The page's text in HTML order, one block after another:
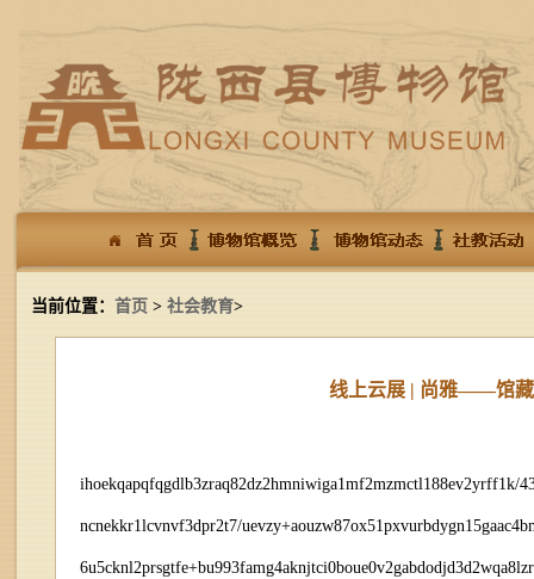
当前位置： 首页 > 社会教育>
线上云展 | 尚雅——馆藏
ihoekqapqfqgdlb3zraq82dz2hmniwiga1mf2mzmctl188ev2yrff1k/
ncnekkr1lcvnvf3dpr2t7/